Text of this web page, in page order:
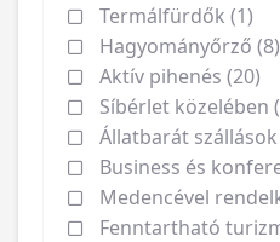
Termálfürdők (1)
Hagyományőrző (8)
Aktív pihenés (20)
Síbérlet közelében
Állatbarát szállások
Business és
Medencével
Fenntartható